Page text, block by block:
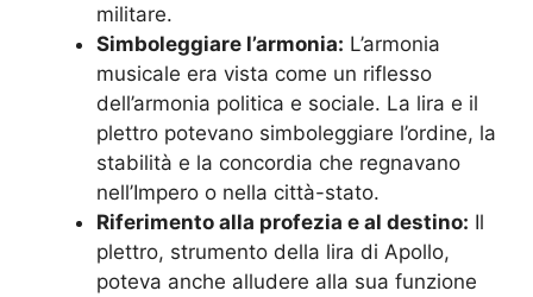
militare.
Simboleggiare l’armonia: L’armonia
musicale era vista come un riflesso
dell’armonia politica e sociale. La lira e il
plettro potevano simboleggiare l’ordine, la
stabilità e la concordia che regnavano
nell’Impero o nella città-stato.
Riferimento alla profezia e al destino: Il
plettro, strumento della lira di Apollo,
poteva anche alludere alla sua funzione